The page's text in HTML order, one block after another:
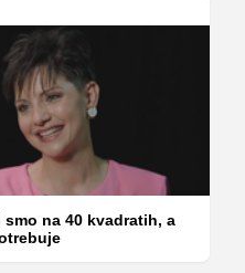
na 40 kvadratih, a